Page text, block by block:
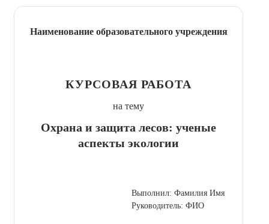
Наименование образовательного учреждения
КУРСОВАЯ РАБОТА
на тему
Охрана и защита лесов: ученые
аспекты экологии
Выполнил: Фамилия Имя
Руководитель: ФИО